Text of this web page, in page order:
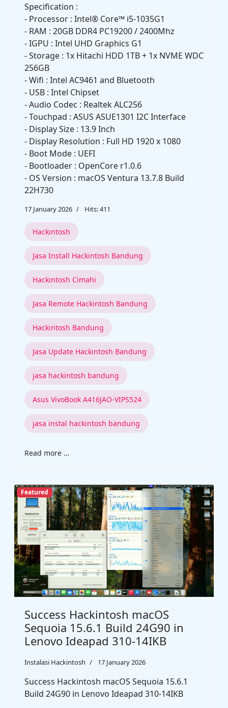
Specification :
- Processor : Intel® Core™ i5-1035G1
- RAM : 20GB DDR4 PC19200 / 2400Mhz
- IGPU : Intel UHD Graphics G1
- Storage : 1x Hitachi HDD 1TB + 1x NVME WDC
256GB
- Wifi : Intel AC9461 and Bluetooth
- USB : Intel Chipset
- Audio Codec : Realtek ALC256
- Touchpad : ASUS ASUE1301 I2C Interface
- Display Size : 13.9 Inch
- Display Resolution : Full HD 1920 x 1080
- Boot Mode : UEFI
- Bootloader : OpenCore r1.0.6
- OS Version : macOS Ventura 13.7.8 Build
22H730
17 January 2026 Hits: 411
Hackintosh
Jasa Install Hackintosh Bandung
Hackintosh Cimahi
Jasa Remote Hackintosh Bandung
Hackintosh Bandung
Jasa Update Hackintosh Bandung
jasa hackintosh bandung
Asus VivoBook A416JAO-VIPS524
jasa instal hackintosh bandung
Read more …
Featured
Success Hackintosh macOS
Sequoia 15.6.1 Build 24G90 in
Lenovo Ideapad 310-14IKB
Instalasi Hackintosh 17 January 2026
Success Hackintosh macOS Sequoia 15.6.1
Build 24G90 in Lenovo Ideapad 310-14IKB